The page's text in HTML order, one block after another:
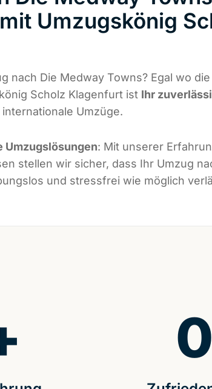
Umzugskönig
nach Die Medway Towns? Egal wo
Scholz Klagenfurt ist Ihr
Umzüge.
Umzugslösungen: Mit unserer
stellen wir sicher, dass Ihr Umzug
und stressfrei wie möglich
0